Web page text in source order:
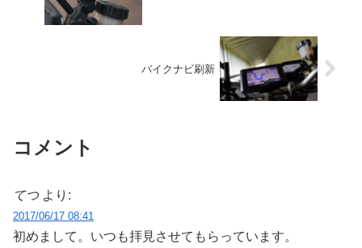
バイクナビ刷新
コメント
てつ より:
2017/06/17 08:41
初めまして。いつも拝見させてもらっています。